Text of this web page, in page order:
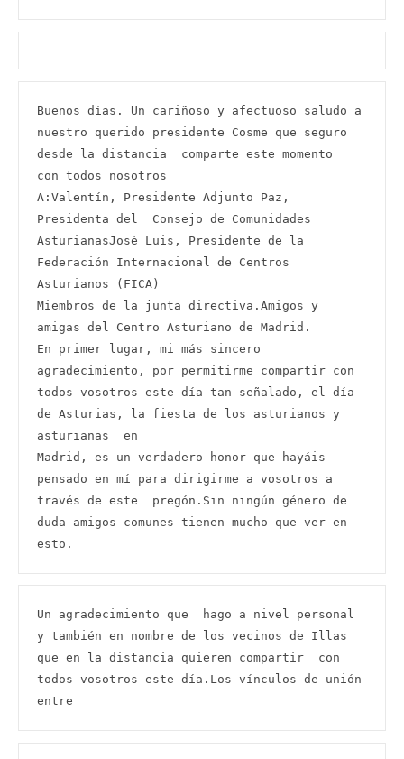
Buenos días. Un cariñoso y afectuoso saludo a
nuestro querido presidente Cosme que seguro
desde la distancia  comparte este momento
con todos nosotros
A:Valentín, Presidente Adjunto Paz,
Presidenta del  Consejo de Comunidades
AsturianasJosé Luis, Presidente de la
Federación Internacional de Centros
Asturianos (FICA)
Miembros de la junta directiva.Amigos y
amigas del Centro Asturiano de Madrid.
En primer lugar, mi más sincero
agradecimiento, por permitirme compartir con
todos vosotros este día tan señalado, el día
de Asturias, la fiesta de los asturianos y
asturianas  en
Madrid, es un verdadero honor que hayáis
pensado en mí para dirigirme a vosotros a
través de este  pregón.Sin ningún género de
duda amigos comunes tienen mucho que ver en
esto.
Un agradecimiento que  hago a nivel personal
y también en nombre de los vecinos de Illas
que en la distancia quieren compartir  con
todos vosotros este día.Los vínculos de unión
entre